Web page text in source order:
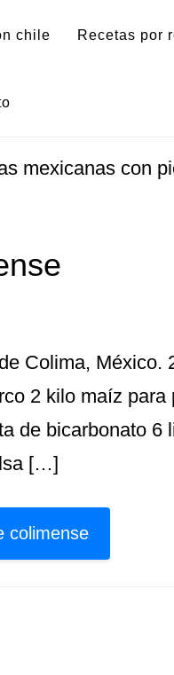
chile Recetas por
mexicanas con
Colima, México.
2 kilo maíz para
de bicarbonato 6
[…]
colimense